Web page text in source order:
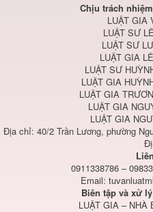
Chịu trách
LUẬT GIA
LUẬT SƯ
LUẬT SƯ
LUẬT GIA
LUẬT SƯ
LUẬT GIA
LUẬT GIA
LUẬT GIA
LUẬT GIA
Địa chỉ: 40/2 Trần Lương, phường
0911338786 –
Email:
Biên tập và xử
LUẬT GIA – NHÀ